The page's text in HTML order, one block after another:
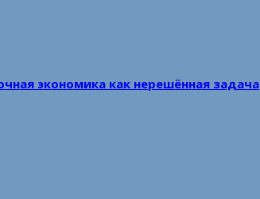
экономика как нерешённая задача